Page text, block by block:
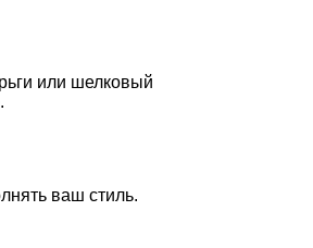
или шелковый
ваш стиль.